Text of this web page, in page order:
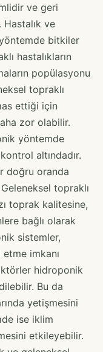
ve geri
ve
bitkiler
hastalıkların
popülasyonu
topraklı
ettiği için
zor olabilir.
yöntemde
altındadır.
doğru oranda
topraklı
toprak kalitesine,
bağlı olarak
sistemler,
imkanı
hidroponik
Bu da
yetişmesini
ise iklim
etkileyebilir.